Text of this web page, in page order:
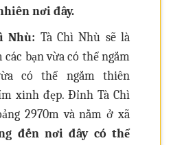
nơi đây.
Nhù: Tà Chì Nhù sẽ là
bạn vừa có thể ngắm
có thể ngắm thiên
xinh đẹp. Đỉnh Tà Chì
2970m và nằm ở xã
đến nơi đây có thể